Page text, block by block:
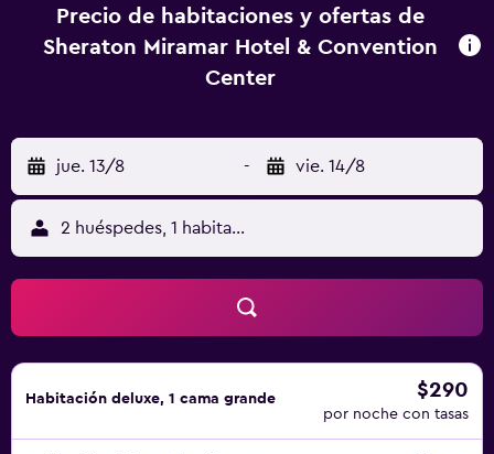
Precio de habitaciones y ofertas de
Sheraton Miramar Hotel & Convention
Center
jue. 13/8 - vie. 14/8
2 huéspedes, 1 habitación
Habitación deluxe, 1 cama grande $290
por noche con tasas